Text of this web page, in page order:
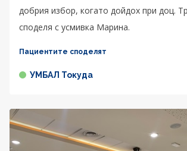
добрия избор, когато дойдох при доц.
споделя с усмивка Марина.
Пациентите споделят
УМБАЛ Токуда